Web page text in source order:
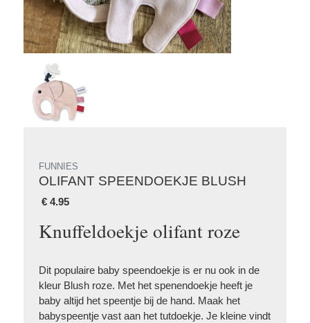
FUNNIES
OLIFANT SPEENDOEKJE BLUSH
€4.95
Knuffeldoekje olifant roze
Dit populaire baby speendoekje is er nu ook in de
kleur Blush roze. Met het spenendoekje heeft je
baby altijd het speentje bij de hand. Maak het
babyspeentje vast aan het tutdoekje. Je kleine vindt